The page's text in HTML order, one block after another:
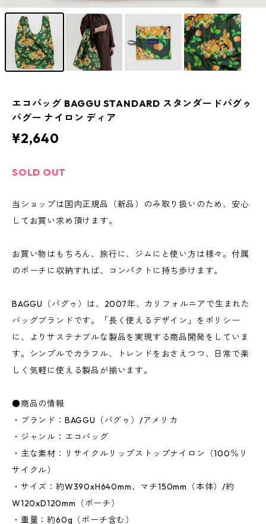
エコバッグ BAGGU STANDARD スタンダードバグゥ
バグー ナイロン ディア
¥2,640
SOLD OUT
当ショップは国内正規品（新品）のみ取り扱いのため、安心
してお買い求め頂けます。
お買い物はもちろん、旅行に、ジムにと使い方は様々。付属
のポーチに収納すれば、コンパクトに持ち歩けます。
BAGGU（バグゥ）は、2007年、カリフォルニアで生まれた
バッグブランドです。「長く使えるデザイン」をポリシー
に、よりサステナブルな製品を実現する商品開発をしていま
す。シンプルでカラフル、トレンドをおさえつつ、日常で楽
しく気軽に使える製品が揃います。
●商品の情報
・ブランド：BAGGU（バグゥ）/アメリカ
・ジャンル：エコバッグ
・主な素材：リサイクルリップストップナイロン（100％リ
サイクル）
・サイズ：約W390xH640mm、マチ150mm（本体）/約
W120xD120mm（ポーチ）
・重量：約60g（ポーチ含む）